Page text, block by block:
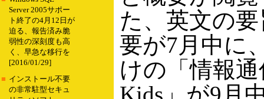
Server 2005サポー
ト終了の4月12日が
迫る、報告済み脆
弱性の深刻度も高
く、早急な移行を
[2016/01/29]
■ インストール不要
の非常駐型セキュ
た、英文の
要が7月中に
けの「情報